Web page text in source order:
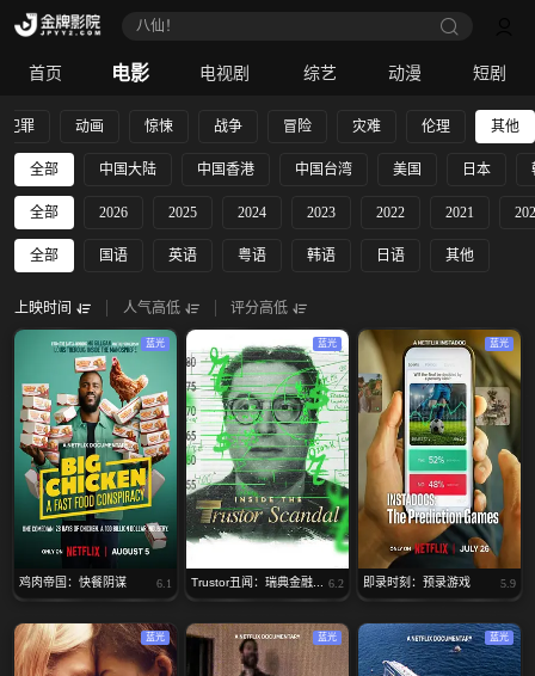
八仙！
首页 电影 电视剧 综艺 动漫 短剧
犯罪 动画 惊悚 战争 冒险 灾难 伦理 其他
全部 中国大陆 中国香港 中国台湾 美国 日本
全部 2026 2025 2024 2023 2022 2021
全部 国语 英语 粤语 韩语 日语 其他
上映时间 人气高低 评分高低
蓝光
鸡肉帝国：快餐阴谋 6.1
蓝光
Trustor丑闻：瑞典金融... 6.2
蓝光
即录时刻：预录游戏 5.9
蓝光 蓝光 蓝光